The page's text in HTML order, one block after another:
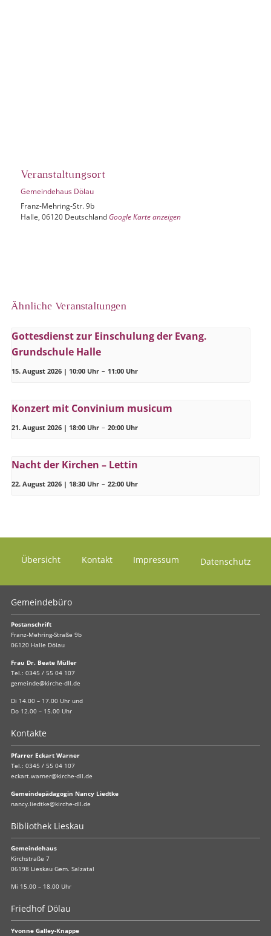
Veranstaltungsort
Gemeindehaus Dölau
Franz-Mehring-Str. 9b
Halle, 06120 Deutschland Google Karte anzeigen
Ähnliche Veranstaltungen
Gottesdienst zur Einschulung der Evang.
Grundschule Halle
15. August 2026 | 10:00 Uhr – 11:00 Uhr
Konzert mit Convinium musicum
21. August 2026 | 18:00 Uhr – 20:00 Uhr
Nacht der Kirchen – Lettin
22. August 2026 | 18:30 Uhr – 22:00 Uhr
Übersicht Kontakt Impressum Datenschutz
Gemeindebüro
Postanschrift
Franz-Mehring-Straße 9b
06120 Halle Dölau
Frau Dr. Beate Müller
Tel.: 0345 / 55 04 107
gemeinde@kirche-dll.de
Di 14.00 – 17.00 Uhr und
Do 12.00 – 15.00 Uhr
Kontakte
Pfarrer Eckart Warner
Tel.: 0345 / 55 04 107
eckart.warner@kirche-dll.de
Gemeindepädagogin Nancy Liedtke
nancy.liedtke@kirche-dll.de
Bibliothek Lieskau
Gemeindehaus
Kirchstraße 7
06198 Lieskau Gem. Salzatal
Mi 15.00 – 18.00 Uhr
Friedhof Dölau
Yvonne Galley-Knappe